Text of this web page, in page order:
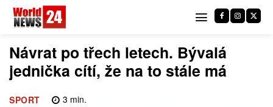
Návrat po třech letech. Bývalá
jednička cítí, že na to stále má
SPORT 3 min.